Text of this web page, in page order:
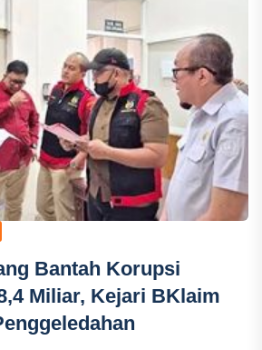
Bantah Korupsi
Miliar, Kejari BKlaim